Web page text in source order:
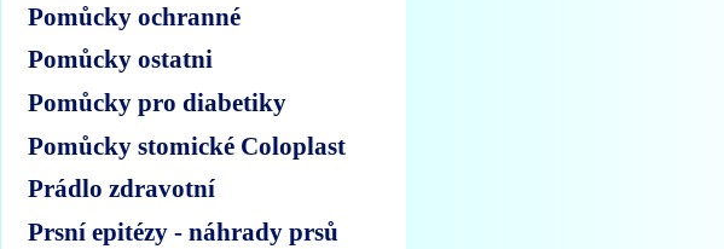
Pomůcky ochranné
Pomůcky ostatni
Pomůcky pro diabetiky
Pomůcky stomické Coloplast
Prádlo zdravotní
Prsní epitézy - náhrady prsů